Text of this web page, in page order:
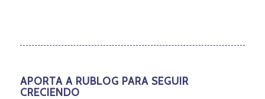
APORTA A RUBLOG PARA SEGUIR
CRECIENDO